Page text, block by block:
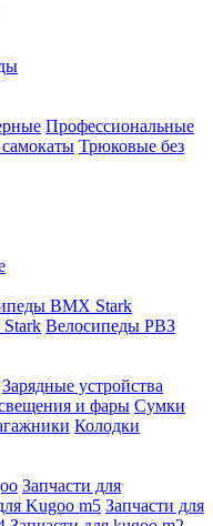
Профессиональные
Трюковые без
BMX Stark
Велосипеды РВЗ
Зарядные устройства
и фары Сумки
Колодки
Запчасти для
Kugoo m5 Запчасти для